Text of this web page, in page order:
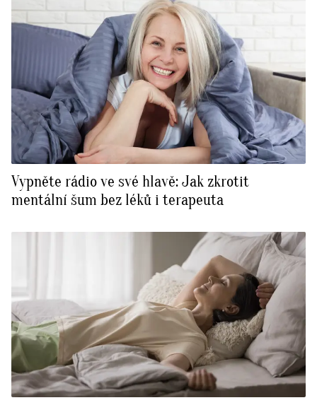
Vypněte rádio ve své hlavě: Jak zkrotit
mentální šum bez léků i terapeuta